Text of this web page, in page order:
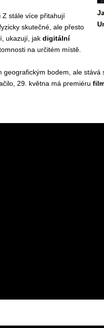
Z stále více přitahují
skutečné, ale přesto
ukazují, jak digitální
na určitém místě.
bodem, ale
29. května má premiéru